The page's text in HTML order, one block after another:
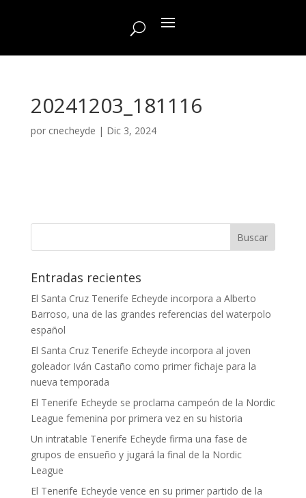
20241203_181116
por cnecheyde | Dic 3, 2024
Entradas recientes
El Santa Cruz Tenerife Echeyde incorpora a Alberto
Barroso, una de las grandes referencias del waterpolo
español
El Santa Cruz Tenerife Echeyde incorpora al joven
goleador Iván Castaño como primer fichaje para la
nueva temporada
El Tenerife Echeyde se proclama campeón de la Nordic
League femenina por primera vez en su historia
Un intratable Tenerife Echeyde firma una fase de
grupos de ensueño y jugará la final de la Nordic
League
El Tenerife Echeyde vence en su primer partido de la